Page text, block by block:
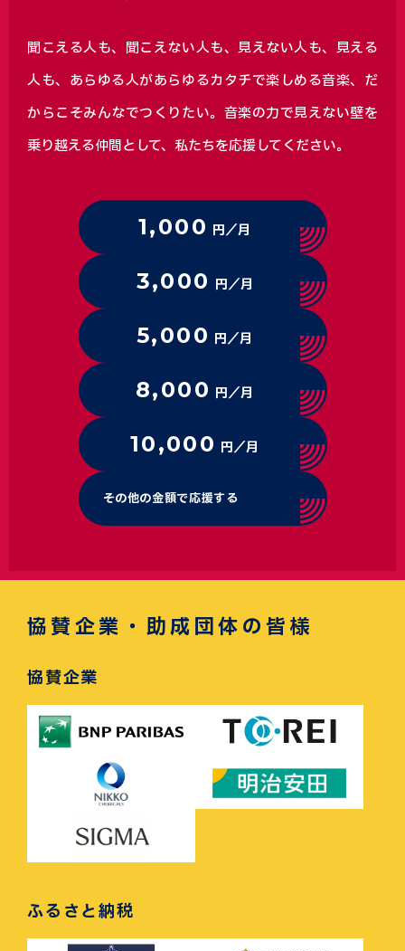
聞こえる人も、聞こえない人も、見えない人も、見える
人も、あらゆる人があらゆるカタチで楽しめる音楽、 だ
からこそみんなでつくりたい。音楽の力で見えない壁を
乗り越える仲間として、私たちを応援してください。
1,000 円／月
3,000 円／月
5,000 円／月
8,000 円／月
10,000 円／月
その他の金額で応援する
協賛企業・助成団体の皆様
協賛企業
ふるさと納税